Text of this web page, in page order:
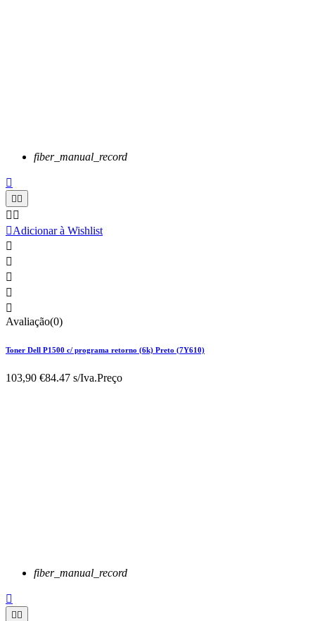
fiber_manual_record

 
 
Adicionar à Wishlist





Avaliação(0)
Toner Dell P1500 c/ programa retorno (6k) Preto (7Y610)
103,90 €84.47 s/Iva.Preço
fiber_manual_record

 